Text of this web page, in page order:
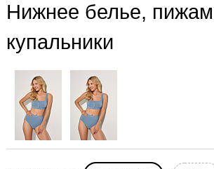
Нижнее белье,
купальники